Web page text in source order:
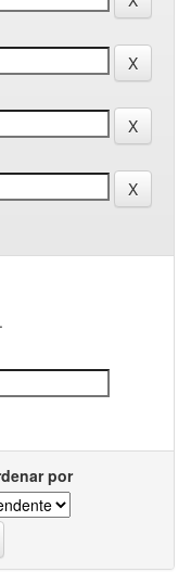
por